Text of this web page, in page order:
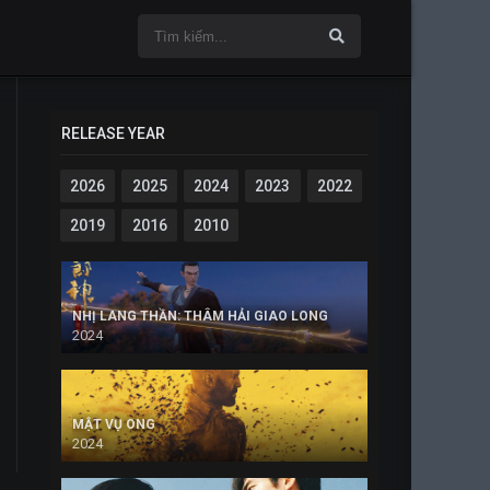
RELEASE YEAR
2026 2025 2024 2023 2022
2019 2016 2010
NHỊ LANG THẦN: THÂM HẢI GIAO LONG
2024
MẬT VỤ ONG
2024